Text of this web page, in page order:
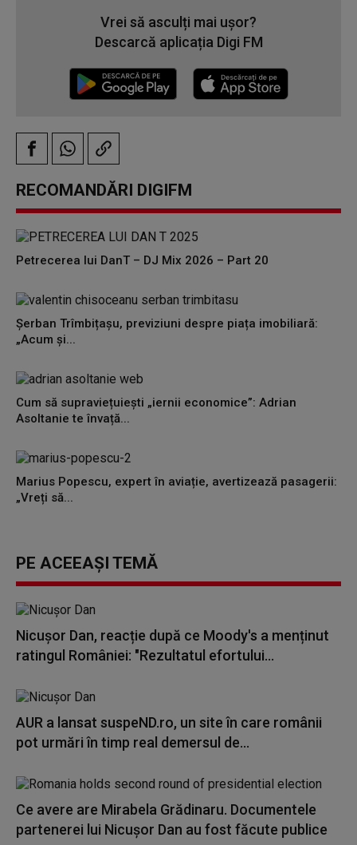
Vrei să asculți mai ușor?
Descarcă aplicația Digi FM
RECOMANDĂRI DIGIFM
Petrecerea lui DanT – DJ Mix 2026 – Part 20
Șerban Trîmbițașu, previziuni despre piața imobiliară:
„Acum și...
Cum să supraviețuiești „iernii economice”: Adrian
Asoltanie te învață...
Marius Popescu, expert în aviație, avertizează pasagerii:
„Vreți să...
PE ACEEAȘI TEMĂ
Nicușor Dan, reacție după ce Moody's a menținut
ratingul României: "Rezultatul efortului...
AUR a lansat suspeND.ro, un site în care românii
pot urmări în timp real demersul de...
Ce avere are Mirabela Grădinaru. Documentele
partenerei lui Nicușor Dan au fost făcute publice